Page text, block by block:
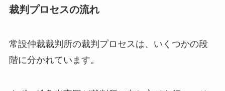
裁判プロセスの流れ
常設仲裁裁判所の裁判プロセスは、いくつかの段
階に分かれています。